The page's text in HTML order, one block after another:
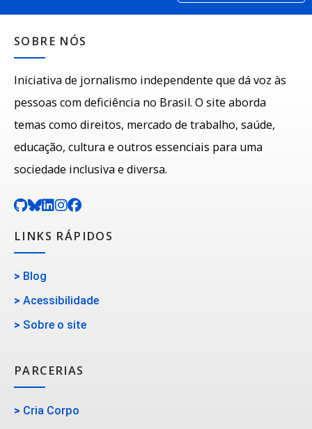
SOBRE NÓS
Iniciativa de jornalismo independente que dá voz às
pessoas com deficiência no Brasil. O site aborda
temas como direitos, mercado de trabalho, saúde,
educação, cultura e outros essenciais para uma
sociedade inclusiva e diversa.
LINKS RÁPIDOS
> Blog
> Acessibilidade
> Sobre o site
PARCERIAS
> Cria Corpo